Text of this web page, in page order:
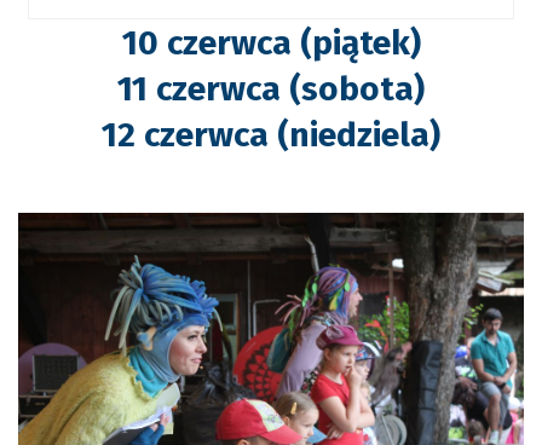
10 czerwca (piątek)
11 czerwca (sobota)
12 czerwca (niedziela)